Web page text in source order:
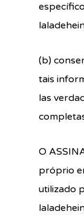
(b)
tais
las
O
próprio
utilizado